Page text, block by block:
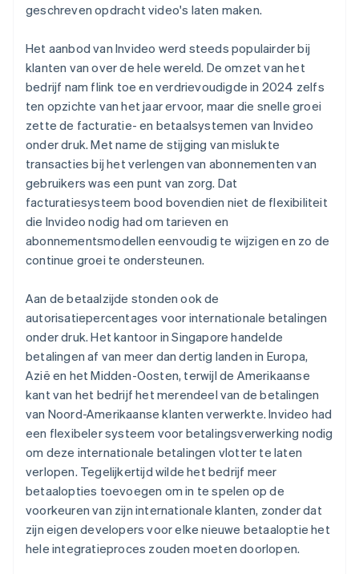
geschreven opdracht video's laten maken.
Het aanbod van Invideo werd steeds populairder bij
klanten van over de hele wereld. De omzet van het
bedrijf nam flink toe en verdrievoudigde in 2024 zelfs
ten opzichte van het jaar ervoor, maar die snelle groei
zette de facturatie- en betaalsystemen van Invideo
onder druk. Met name de stijging van mislukte
transacties bij het verlengen van abonnementen van
gebruikers was een punt van zorg. Dat
facturatiesysteem bood bovendien niet de flexibiliteit
die Invideo nodig had om tarieven en
abonnementsmodellen eenvoudig te wijzigen en zo de
continue groei te ondersteunen.
Aan de betaalzijde stonden ook de
autorisatiepercentages voor internationale betalingen
onder druk. Het kantoor in Singapore handelde
betalingen af van meer dan dertig landen in Europa,
Azië en het Midden-Oosten, terwijl de Amerikaanse
kant van het bedrijf het merendeel van de betalingen
van Noord-Amerikaanse klanten verwerkte. Invideo had
een flexibeler systeem voor betalingsverwerking nodig
om deze internationale betalingen vlotter te laten
verlopen. Tegelijkertijd wilde het bedrijf meer
betaalopties toevoegen om in te spelen op de
voorkeuren van zijn internationale klanten, zonder dat
zijn eigen developers voor elke nieuwe betaaloptie het
hele integratieproces zouden moeten doorlopen.